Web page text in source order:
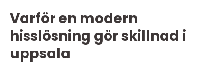
Varför en modern
hisslösning gör skillnad i
uppsala